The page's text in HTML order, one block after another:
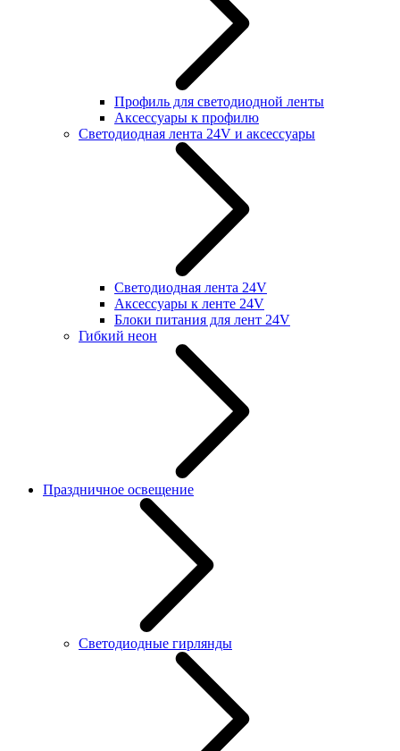
Профиль для светодиодной ленты
Аксессуары к профилю
Светодиодная лента 24V и аксессуары
Светодиодная лента 24V
Аксессуары к ленте 24V
Блоки питания для лент 24V
Гибкий неон
Праздничное освещение
Светодиодные гирлянды